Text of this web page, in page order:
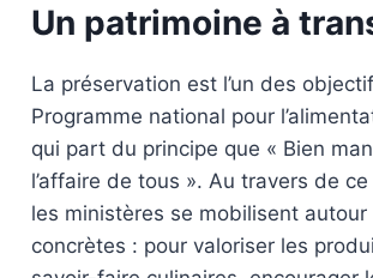
Un patrimoine à
La préservation est l’un des
Programme national pour
qui part du principe que « Bien
l’affaire de tous ». Au travers de
les ministères se mobilisent autour
concrètes : pour valoriser les